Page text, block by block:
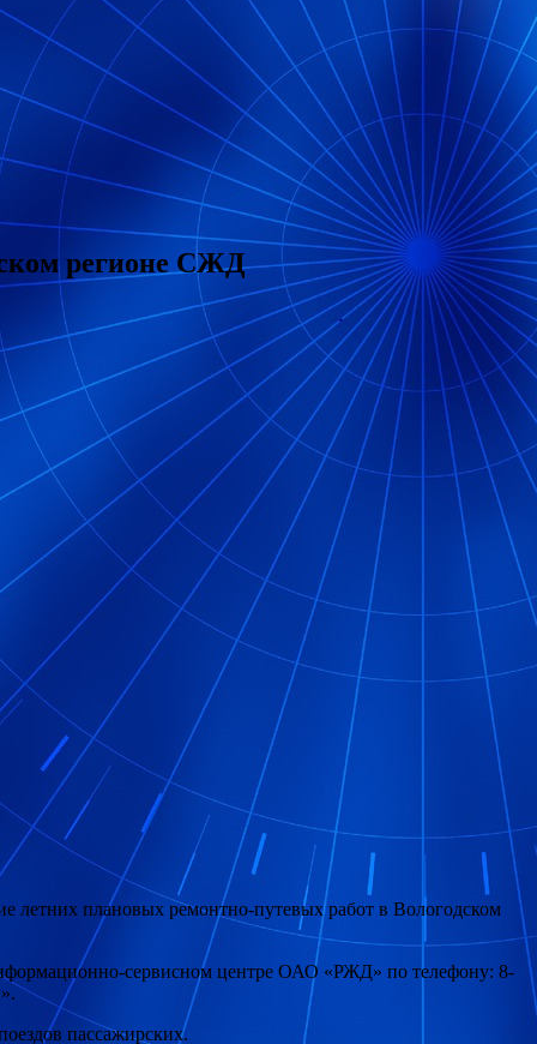
регионе СЖД
летних плановых ремонтно-путевых работ в Вологодском
сервисном центре ОАО «РЖД» по телефону: 8-
пассажирских.